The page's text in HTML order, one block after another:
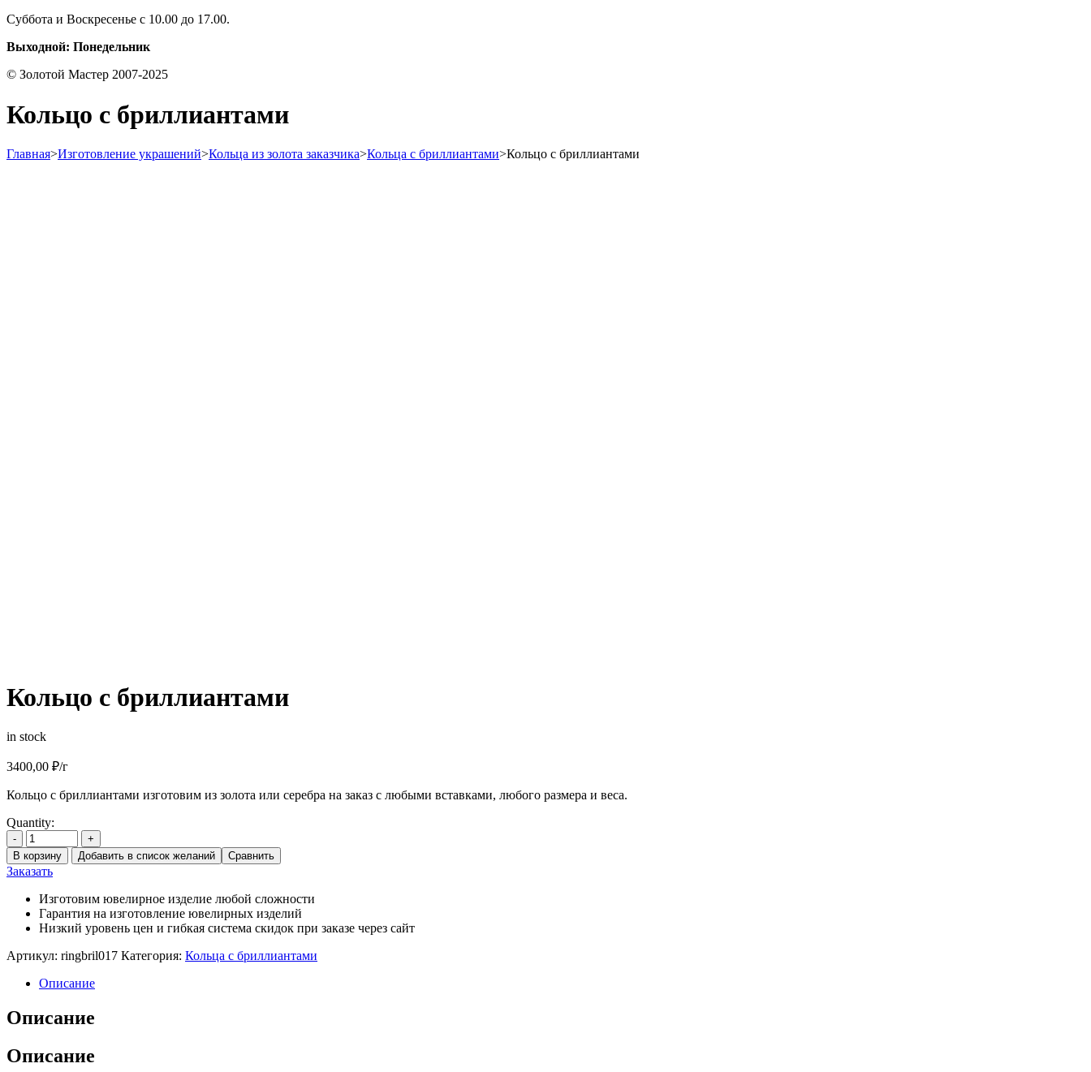
Суббота и Воскресенье с 10.00 до 17.00.
Выходной: Понедельник
© Золотой Мастер 2007-2025
Кольцо с бриллиантами
Главная>Изготовление украшений>Кольца из золота заказчика>Кольца с бриллиантами>Кольцо с бриллиантами
Кольцо с бриллиантами
in stock
3400,00 ₽/г
Кольцо с бриллиантами изготовим из золота или серебра на заказ с любыми вставками, любого размера и веса.
Quantity:
-
+
В корзину
Добавить в список желаний Сравнить
Заказать
Изготовим ювелирное изделие любой сложности
Гарантия на изготовление ювелирных изделий
Низкий уровень цен и гибкая система скидок при заказе через сайт
Артикул: ringbril017 Категория: Кольца с бриллиантами
Описание
Описание
Описание